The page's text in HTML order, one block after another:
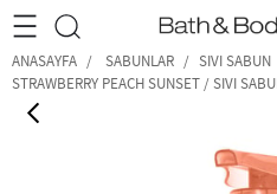
•2200₺ ve Üzeri Kargo
ANASAYFA SABUNLAR
SIVI SABUN
STRAWBERRY PEACH SUNSET / SIVI